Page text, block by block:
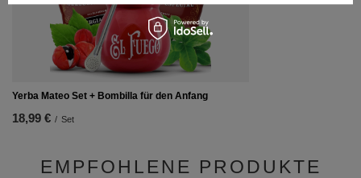
Yerba Mateo Set + Bombilla für den Anfang
18,99 € / Set
EMPFOHLENE PRODUKTE